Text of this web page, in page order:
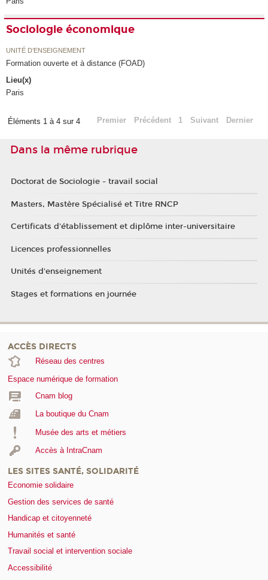
Sociologie économique
UNITÉ D’ENSEIGNEMENT
Formation ouverte et à distance (FOAD)
Lieu(x)
Paris
Éléments 1 à 4 sur 4 Premier Précédent 1 Suivant Dernier
Dans la même rubrique
Doctorat de Sociologie - travail social
Masters, Mastère Spécialisé et Titre RNCP
Certificats d'établissement et diplôme inter-universitaire
Licences professionnelles
Unités d'enseignement
Stages et formations en journée
ACCÈS DIRECTS
Réseau des centres
Espace numérique de formation
Cnam blog
La boutique du Cnam
Musée des arts et métiers
Accès à IntraCnam
LES SITES SANTÉ, SOLIDARITÉ
Economie solidaire
Gestion des services de santé
Handicap et citoyenneté
Humanités et santé
Travail social et intervention sociale
Accessibilité